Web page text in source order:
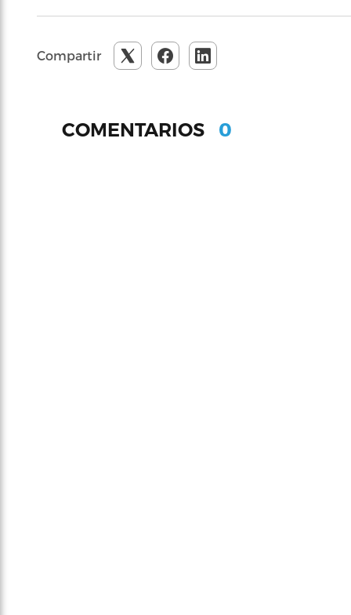
Compartir
COMENTARIOS 0